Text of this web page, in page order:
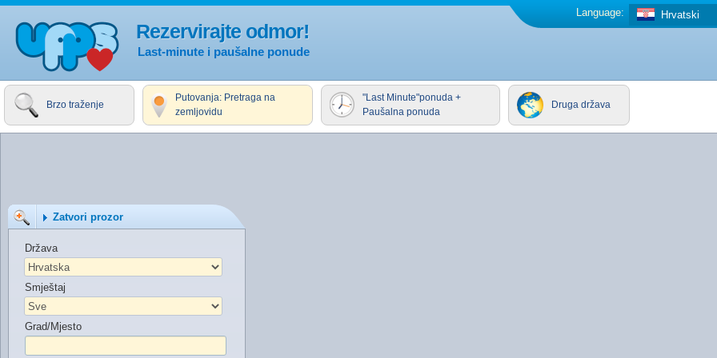
Rezervirajte odmor!
Last-minute i paušalne ponude
Hrvatski
Language:
Brzo traženje
Putovanja: Pretraga na
zemljovidu
"Last Minute"ponuda +
Paušalna ponuda
Druga država
Zatvori prozor
Država
Smještaj
Grad/Mjesto